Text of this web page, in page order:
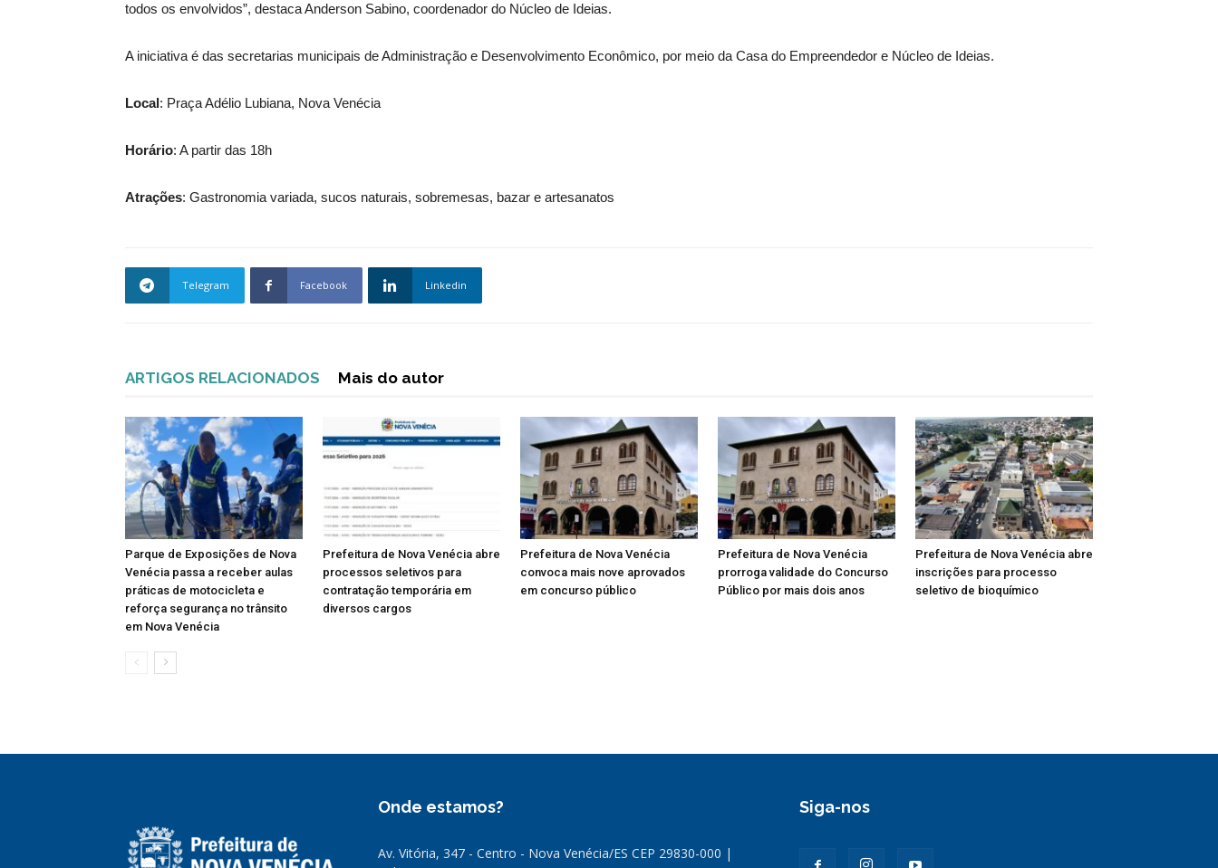
todos os envolvidos”, destaca Anderson Sabino, coordenador do Núcleo de Ideias.
A iniciativa é das secretarias municipais de Administração e Desenvolvimento Econômico, por meio da Casa do Empreendedor e Núcleo de Ideias.
Local: Praça Adélio Lubiana, Nova Venécia
Horário: A partir das 18h
Atrações: Gastronomia variada, sucos naturais, sobremesas, bazar e artesanatos
Telegram Facebook Linkedin
ARTIGOS RELACIONADOS Mais do autor
Parque de Exposições de Nova
Venécia passa a receber aulas
práticas de motocicleta e
reforça segurança no trânsito
em Nova Venécia
Prefeitura de Nova Venécia abre
processos seletivos para
contratação temporária em
diversos cargos
Prefeitura de Nova Venécia
convoca mais nove aprovados
em concurso público
Prefeitura de Nova Venécia
prorroga validade do Concurso
Público por mais dois anos
Prefeitura de Nova Venécia abre
inscrições para processo
seletivo de bioquímico
Onde estamos?
Av. Vitória, 347 - Centro - Nova Venécia/ES CEP 29830-000 |
Siga-nos